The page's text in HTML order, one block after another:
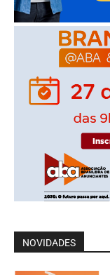
NOVIDADES